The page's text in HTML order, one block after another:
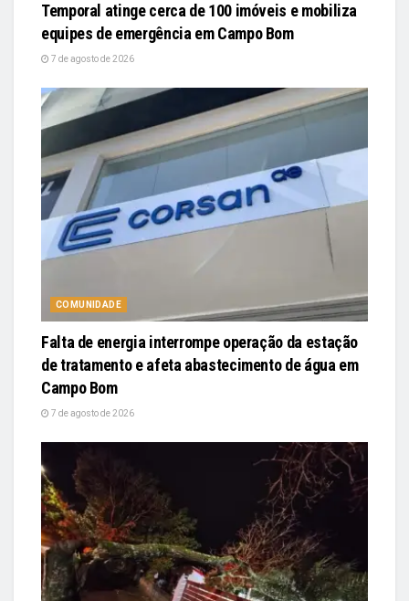
Temporal atinge cerca de 100 imóveis e mobiliza
equipes de emergência em Campo Bom
7 de agosto de 2026
COMUNIDADE
Falta de energia interrompe operação da estação
de tratamento e afeta abastecimento de água em
Campo Bom
7 de agosto de 2026